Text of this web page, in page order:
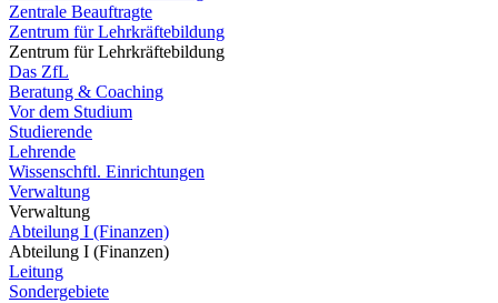
Zentrale Beauftragte
Zentrum für Lehrkräftebildung
Zentrum für Lehrkräftebildung
Das ZfL
Beratung & Coaching
Vor dem Studium
Studierende
Lehrende
Wissenschftl. Einrichtungen
Verwaltung
Verwaltung
Abteilung I (Finanzen)
Abteilung I (Finanzen)
Leitung
Sondergebiete